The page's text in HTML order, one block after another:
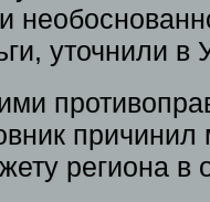
уточнили
региона в